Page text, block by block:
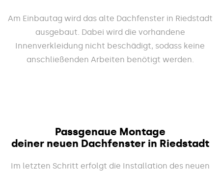
Am Einbautag wird das alte Dachfenster in Riedstadt
ausgebaut. Dabei wird die vorhandene
Innenverkleidung nicht beschädigt, sodass keine
anschließenden Arbeiten benötigt werden.
Passgenaue Montage
deiner neuen Dachfenster in Riedstadt
Im letzten Schritt erfolgt die Installation des neuen